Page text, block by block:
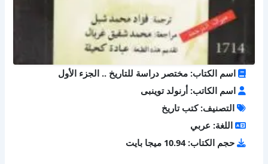
اسم الكتاب: مختصر دراسة للتاريخ .. الجزء الأول
اسم الكاتب: أرنولد توينبى
التصنيف: كتب تاريخ
اللغة: عربي
حجم الكتاب: 10.94 ميجا بايت